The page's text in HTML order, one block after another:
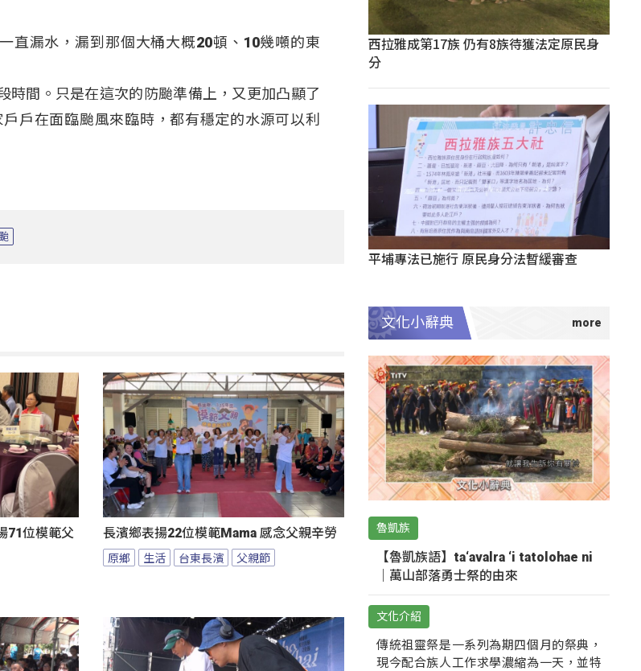
直漏水，漏到那個大桶大概20頓、10幾噸的東
時間。只是在這次的防颱準備上，又更加凸顯了
戶在面臨颱風來臨時，都有穩定的水源可以利
71位模範父
長濱鄉表揚22位模範Mama 感念父親辛勞
原鄉 生活 台東長濱 父親節
西拉雅成第17族 仍有8族待獲法定原民身
分
平埔專法已施行 原民身分法暫緩審查
文化小辭典
魯凱族
【魯凱族語】ta‘avalra ‘i tatolohae ni
｜萬山部落勇士祭的由來
文化介紹
傳統祖靈祭是一系列為期四個月的祭典，
現今配合族人工作求學濃縮為一天，並特